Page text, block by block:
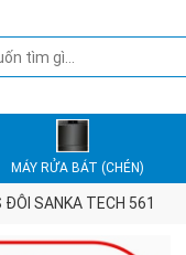
MÁY RỬA BÁT (CHÉN)
ĐÔI SANKA TECH 561